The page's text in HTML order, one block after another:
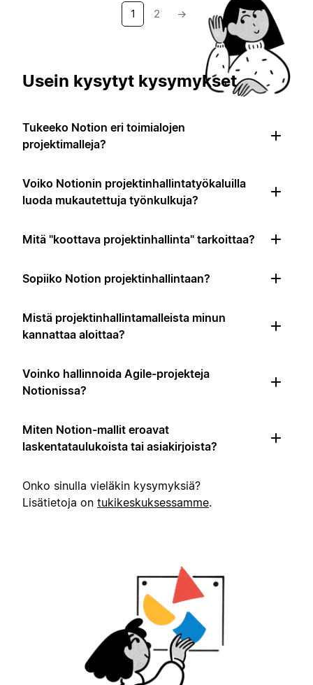
1 2 →
Usein kysytyt kysymykset
Tukeeko Notion eri toimialojen
projektimalleja?
Voiko Notionin projektinhallintatyökaluilla
luoda mukautettuja työnkulkuja?
Mitä "koottava projektinhallinta" tarkoittaa?
Sopiiko Notion projektinhallintaan?
Mistä projektinhallintamalleista minun
kannattaa aloittaa?
Voinko hallinnoida Agile-projekteja
Notionissa?
Miten Notion-mallit eroavat
laskentataulukoista tai asiakirjoista?
Onko sinulla vieläkin kysymyksiä?
Lisätietoja on tukikeskuksessamme.